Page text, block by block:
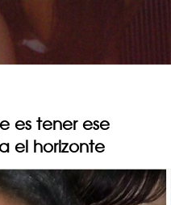
es tener ese
el horizonte